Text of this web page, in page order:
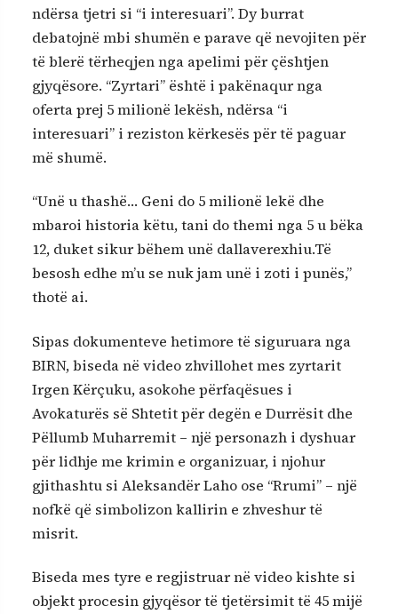
ndërsa tjetri si “i interesuari”. Dy burrat
debatojnë mbi shumën e parave që nevojiten për
të blerë tërheqjen nga apelimi për çështjen
gjyqësore. “Zyrtari” është i pakënaqur nga
oferta prej 5 milionë lekësh, ndërsa “i
interesuari” i reziston kërkesës për të paguar
më shumë.
“Unë u thashë… Geni do 5 milionë lekë dhe
mbaroi historia këtu, tani do themi nga 5 u bëka
12, duket sikur bëhem unë dallaverexhiu.Të
besosh edhe m’u se nuk jam unë i zoti i punës,”
thotë ai.
Sipas dokumenteve hetimore të siguruara nga
BIRN, biseda në video zhvillohet mes zyrtarit
Irgen Kërçuku, asokohe përfaqësues i
Avokaturës së Shtetit për degën e Durrësit dhe
Pëllumb Muharremit – një personazh i dyshuar
për lidhje me krimin e organizuar, i njohur
gjithashtu si Aleksandër Laho ose “Rrumi” – një
nofkë që simbolizon kallirin e zhveshur të
misrit.
Biseda mes tyre e regjistruar në video kishte si
objekt procesin gjyqësor të tjetërsimit të 45 mijë